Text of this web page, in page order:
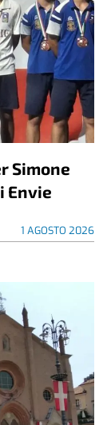
Simone
Envie
1 AGOSTO 2026